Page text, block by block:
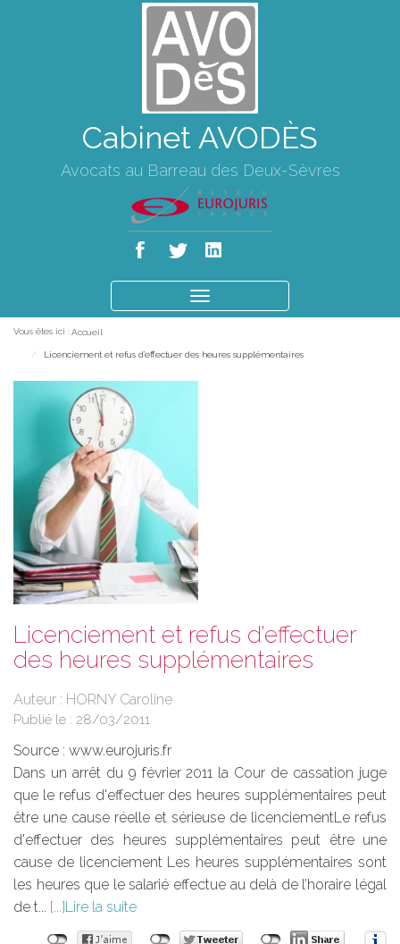
Cabinet AVODÈS
Avocats au Barreau des Deux-Sèvres
le
Vous êtes ici : Accueil
Licenciement et refus d’effectuer des heures supplémentaires
Licenciement et refus d’effectuer
des heures supplémentaires
Auteur : HORNY Caroline
Publié le : 28/03/2011
Source : www.eurojuris.fr
Dans un arrêt du 9 février 2011 la Cour de cassation juge
que le refus d'effectuer des heures supplémentaires peut
être une cause réelle et sérieuse de licenciementLe refus
d'effectuer des heures supplémentaires peut être une
cause de licenciement Les heures supplémentaires sont
les heures que le salarié effectue au delà de l’horaire légal
de t...
Lire la suite